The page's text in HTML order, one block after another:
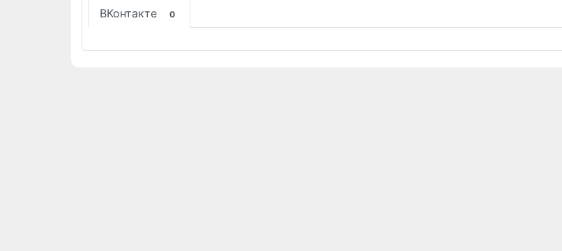
ВКонтакте 0